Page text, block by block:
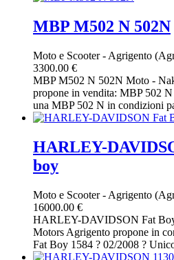
MBP M502 N 502N
Moto e Scooter- Agrigento
3300.00 €
MBP M502 N 502N Moto -
propone in vendita: MBP 502
una MBP 502 N in condizioni
HARLEY-
boy
Moto e Scooter- Agrigento
16000.00 €
HARLEY-DAVIDSON Fat
Motors Agrigento propone in
Fat Boy 1584 ? 02/2008 ?